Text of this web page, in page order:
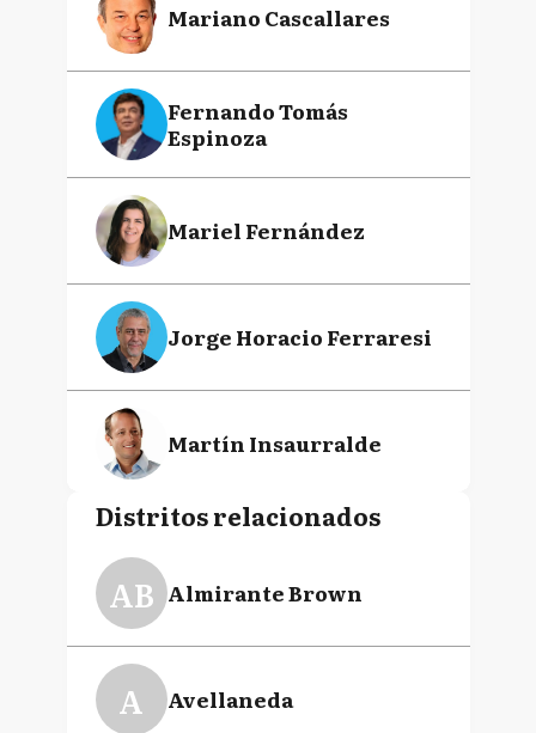
Mariano Cascallares
Fernando Tomás
Espinoza
Mariel Fernández
Jorge Horacio Ferraresi
Martín Insaurralde
Nicolás Pablo
Mayra Soledad Mendoza
Distritos relacionados
AB Almirante Brown
A Avellaneda